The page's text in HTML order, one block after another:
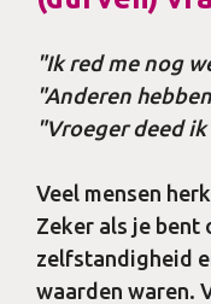
"Ik red me nog
"Anderen
"Vroeger deed
Veel mensen
Zeker als je bent
zelfstandigheid
waarden waren.